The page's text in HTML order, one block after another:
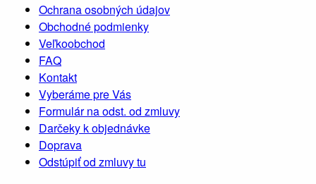
Ochrana osobných údajov
Obchodné podmienky
Veľkoobchod
FAQ
Kontakt
Vyberáme pre Vás
Formulár na odst. od zmluvy
Darčeky k objednávke
Doprava
Odstúpiť od zmluvy tu